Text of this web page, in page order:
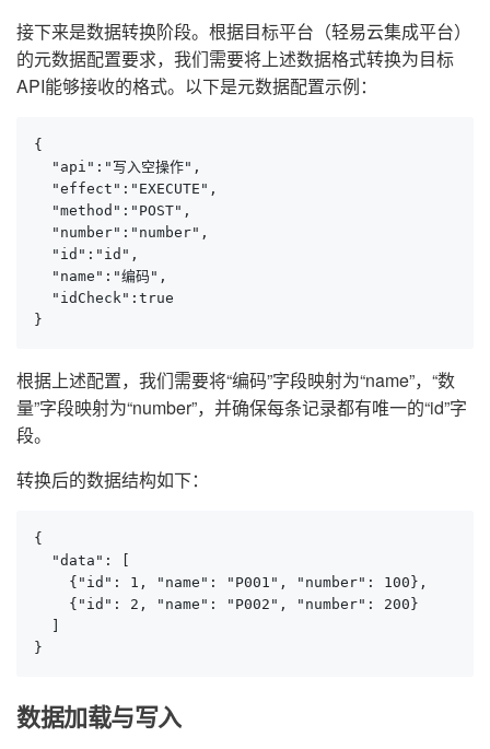
接下来是数据转换阶段。根据目标平台（轻易云集成平台）
的元数据配置要求，我们需要将上述数据格式转换为目标
API能够接收的格式。以下是元数据配置示例：
{
  "api":"写入空操作",
  "effect":"EXECUTE",
  "method":"POST",
  "number":"number",
  "id":"id",
  "name":"编码",
  "idCheck":true
}
根据上述配置，我们需要将“编码”字段映射为“name”，“数
量”字段映射为“number”，并确保每条记录都有唯一的“id”字
段。
转换后的数据结构如下：
{
  "data": [
    {"id": 1, "name": "P001", "number": 100},
    {"id": 2, "name": "P002", "number": 200}
  ]
}
数据加载与写入